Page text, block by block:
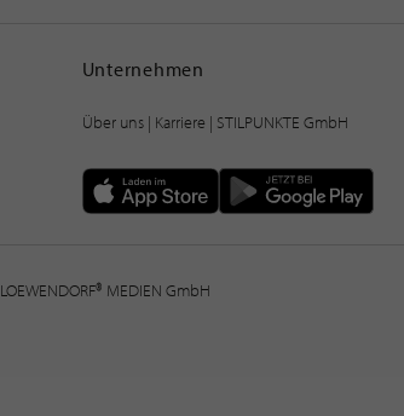
Unternehmen
Über uns| Karriere | STILPUNKTE GmbH
LOEWENDORF® MEDIEN GmbH